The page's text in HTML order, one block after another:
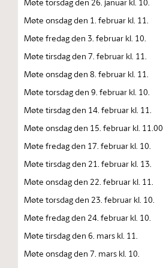
Møte onsdag den 1. februar kl. 11.
Møte fredag den 3. februar kl. 10.
Møte tirsdag den 7. februar kl. 11.
Møte onsdag den 8. februar kl. 11.
Møte torsdag den 9. februar kl. 10.
Møte tirsdag den 14. februar kl. 11.
Møte onsdag den 15. februar kl. 11.00
Møte fredag den 17. februar kl. 10.
Møte tirsdag den 21. februar kl. 13.
Møte onsdag den 22. februar kl. 11.
Møte torsdag den 23. februar kl. 10.
Møte fredag den 24. februar kl. 10.
Møte tirsdag den 6. mars kl. 11.
Møte onsdag den 7. mars kl. 10.